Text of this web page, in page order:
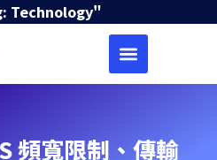
Technology"
頻寬限制、傳輸